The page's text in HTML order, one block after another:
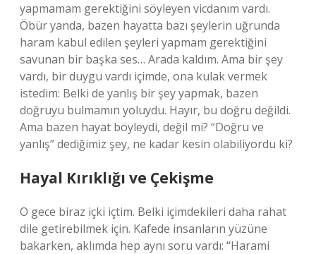
yapmamam gerektiğini söyleyen vicdanım vardı.
Öbür yanda, bazen hayatta bazı şeylerin uğrunda
haram kabul edilen şeyleri yapmam gerektiğini
savunan bir başka ses… Arada kaldım. Ama bir şey
vardı, bir duygu vardı içimde, ona kulak vermek
istedim: Belki de yanlış bir şey yapmak, bazen
doğruyu bulmamın yoluydu. Hayır, bu doğru değildi.
Ama bazen hayat böyleydi, değil mi? “Doğru ve
yanlış” dediğimiz şey, ne kadar kesin olabiliyordu ki?
Hayal Kırıklığı ve Çekişme
O gece biraz içki içtim. Belki içimdekileri daha rahat
dile getirebilmek için. Kafede insanların yüzüne
bakarken, aklımda hep aynı soru vardı: “Harami